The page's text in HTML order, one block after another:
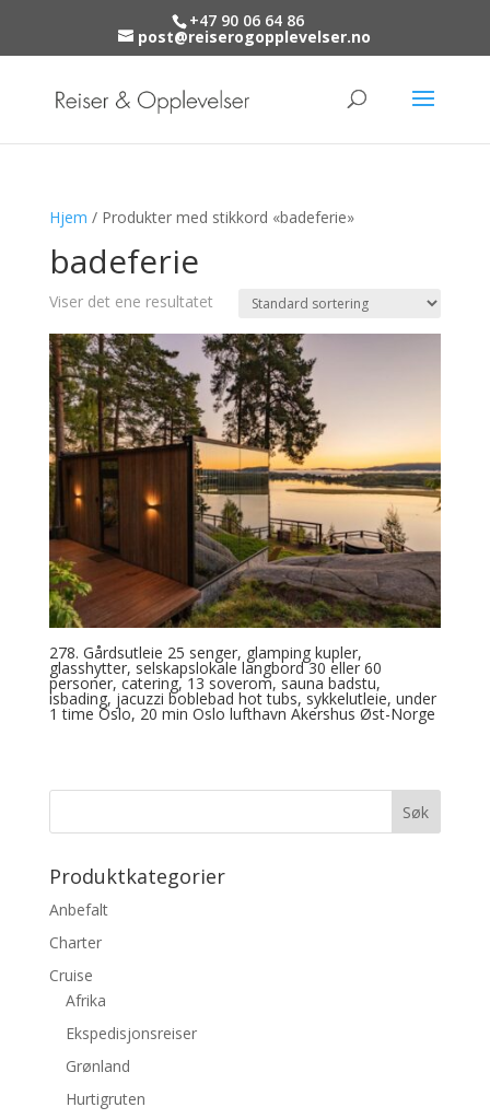
+47 90 06 64 86
post@reiserogopplevelser.no
Hjem / Produkter med stikkord «badeferie»
badeferie
Viser det ene resultatet
278. Gårdsutleie 25 senger, glamping kupler,
glasshytter, selskapslokale langbord 30 eller 60
personer, catering, 13 soverom, sauna badstu,
isbading, jacuzzi boblebad hot tubs, sykkelutleie, under
1 time Oslo, 20 min Oslo lufthavn Akershus Øst-Norge
Produktkategorier
Anbefalt
Charter
Cruise
Afrika
Ekspedisjonsreiser
Grønland
Hurtigruten